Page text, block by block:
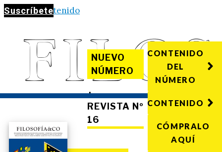
Suscríbete
Saltar al contenido
NUEVO
NÚMERO
·
REVISTA Nº
16
CONTENIDO
DEL
NÚMERO
CONTENIDO
CÓMPRALO
AQUÍ